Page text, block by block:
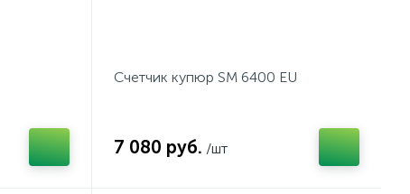
Счетчик купюр SM 6400 EU
7 080 руб. /шт